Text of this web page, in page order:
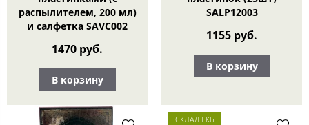
распылителем, 200 мл)
и салфетка SAVC002
1470 руб.
В корзину
SALP12003
1155 руб.
В корзину
СКЛАД ЕКБ